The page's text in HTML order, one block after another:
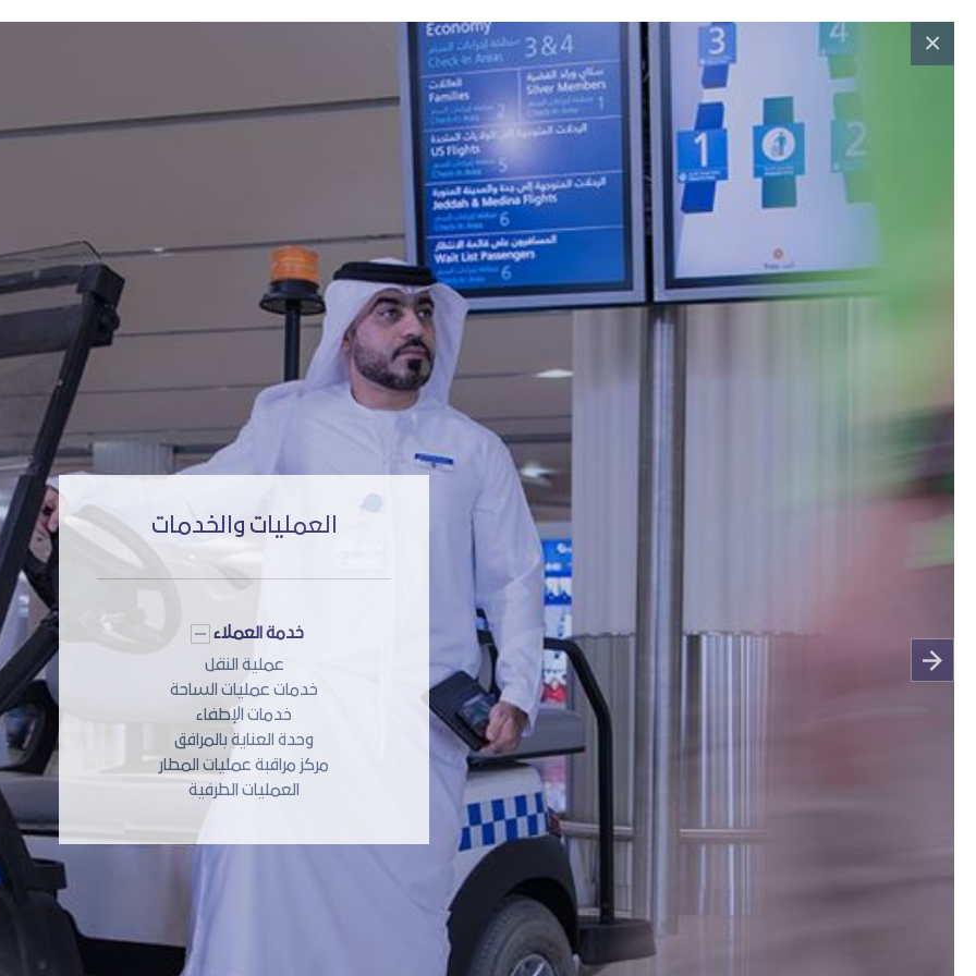
العمليات والخدمات
خدمة العملاء
عملية النقل
خدمات عمليات الساحة
خدمات الإطفاء
وحدة العناية بالمرافق
مركز مراقبة عمليات المطار
العمليات الطرفية
×البحث عن وظائف
هنا يحدث التغيير
الأدوار الخاصة بنا
التكنولوجيا والبنية التحتية
تحسين هذه البنية التحتية باستمرار.
المؤسسة
ما الذي يتطلبه الأمر لقيادة العالم؟ حلول
أعمال سريعة ومربحة تكون مستوحاة
تماماَ من العميل.